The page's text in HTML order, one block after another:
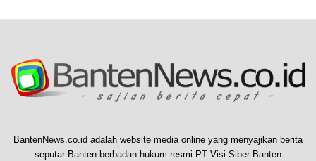
BantenNews.co.id adalah website media online yang menyajikan berita
seputar Banten berbadan hukum resmi PT Visi Siber Banten